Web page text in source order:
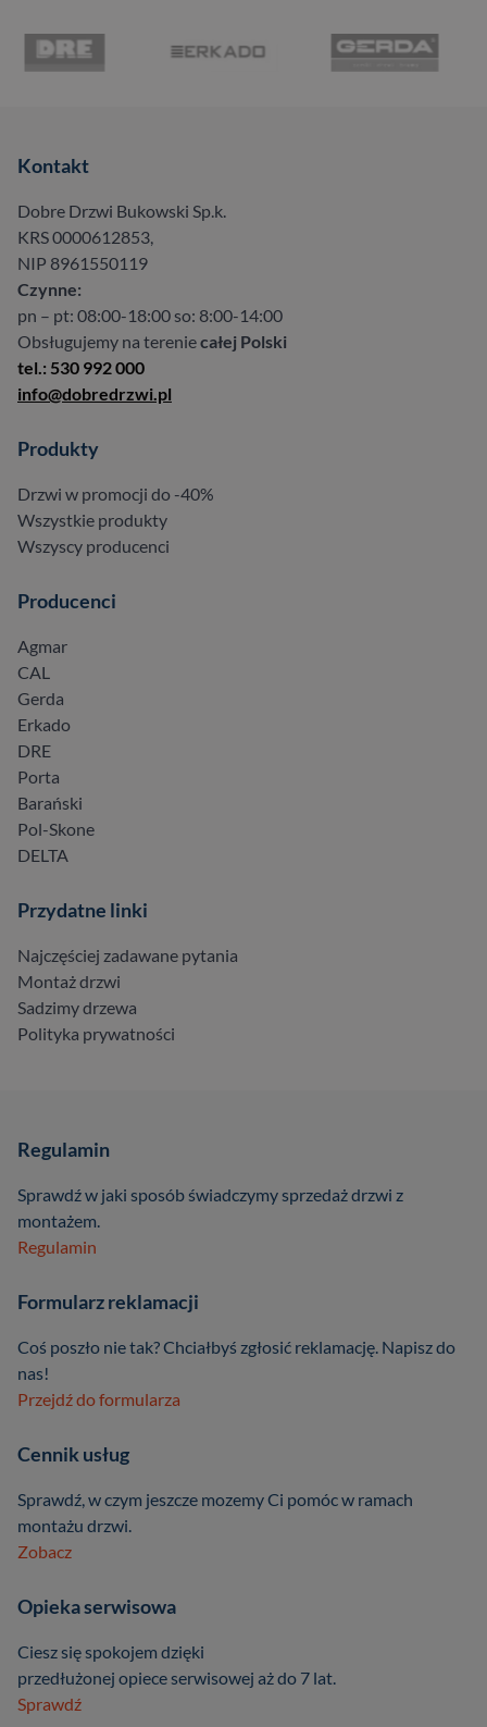
Kontakt
Dobre Drzwi Bukowski Sp.k.
KRS 0000612853,
NIP 8961550119
Czynne:
pn – pt: 08:00-18:00 so: 8:00-14:00
Obsługujemy na tereniecałej Polski
tel.: 530 992 000
info@dobredrzwi.pl
Produkty
Drzwi w promocji do -40%
Wszystkie produkty
Wszyscy producenci
Producenci
Agmar
CAL
Gerda
Erkado
DRE
Porta
Barański
Pol-Skone
DELTA
Przydatne linki
Najczęściej zadawane pytania
Montaż drzwi
Sadzimy drzewa
Polityka prywatności
Regulamin
Sprawdź w jaki sposób świadczymy sprzedaż drzwi z
montażem.
Regulamin
Formularz reklamacji
Coś poszło nie tak? Chciałbyś zgłosić reklamację. Napisz do
nas!
Przejdź do formularza
Cennik usług
Sprawdź, w czym jeszcze mozemy Ci pomóc w ramach
montażu drzwi.
Zobacz
Opieka serwisowa
Ciesz się spokojem dzięki
przedłużonej opiece serwisowej aż do 7 lat.
Sprawdź